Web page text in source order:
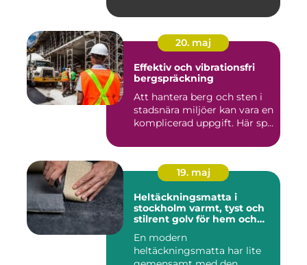
20. maj
Effektiv och vibrationsfri
bergspräckning
Att hantera berg och sten i
stadsnära miljöer kan vara en
komplicerad uppgift. Här sp...
19. maj
Heltäckningsmatta i
stockholm varmt, tyst och
stilrent golv för hem och
En modern
heltäckningsmatta har lite